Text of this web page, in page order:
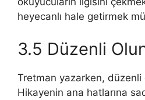
heyecanlı hale getirmek
3.5 Düzenli
Tretman yazarken,
Hikayenin ana hatlarına